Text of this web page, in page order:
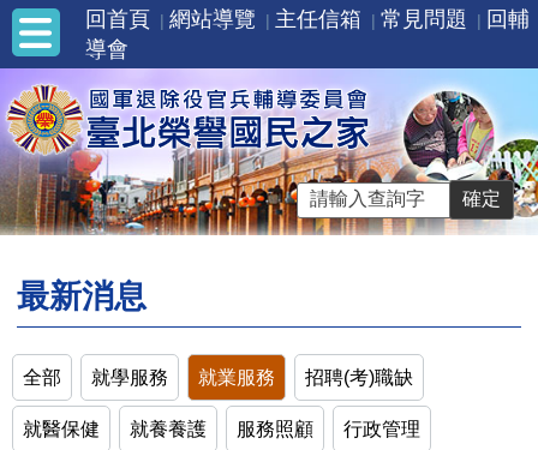
回首頁 網站導覽 主任信箱 常見問題
回輔
導會
最新消息
全部 就學服務 就業服務 招聘(考)職缺
就醫保健 就養養護 服務照顧 行政管理